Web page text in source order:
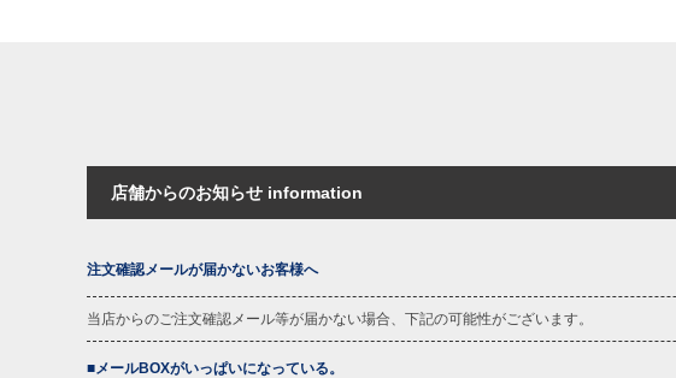
店舗からのお知らせ information
注文確認メールが届かないお客様へ
当店からのご注文確認メール等が届かない場合、下記の可能性がございます。
■メールBOXがいっぱいになっている。